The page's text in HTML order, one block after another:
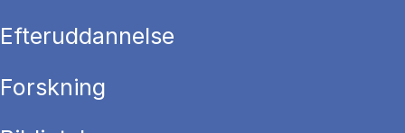
Efteruddannelse
Forskning